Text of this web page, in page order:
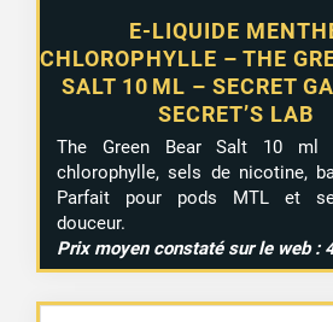
E-LIQUIDE
CHLOROPHYLLE – THE
SALT 10 ML – SECRET
SECRET’S LAB
The Green Bear Salt 10 ml
chlorophylle, sels de nicotine,
Parfait pour pods MTL et
douceur.
Prix moyen constaté sur le web :